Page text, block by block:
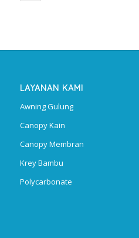
LAYANAN KAMI
Awning Gulung
Canopy Kain
Canopy Membran
Krey Bambu
Polycarbonate